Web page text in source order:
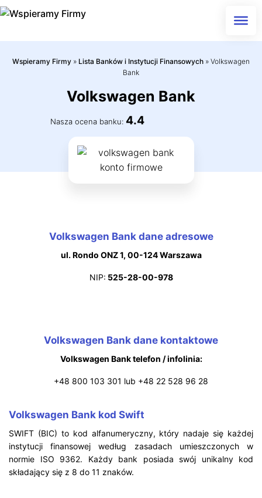
Skip
Wspieramy Firmy » Lista Banków i Instytucji Finansowych » Volkswagen
Bank
Volkswagen Bank
Nasza ocena banku: 4.4
Volkswagen Bank dane adresowe
ul. Rondo ONZ 1, 00-124 Warszawa
NIP: 525-28-00-978
Volkswagen Bank dane kontaktowe
Volkswagen Bank telefon / infolinia:
+48 800 103 301 lub +48 22 528 96 28
Volkswagen Bank kod Swift
SWIFT (BIC) to kod alfanumeryczny, który nadaje się każdej
instytucji finansowej według zasadach umieszczonych w
normie ISO 9362. Każdy bank posiada swój unikalny kod
składający się z 8 do 11 znaków.